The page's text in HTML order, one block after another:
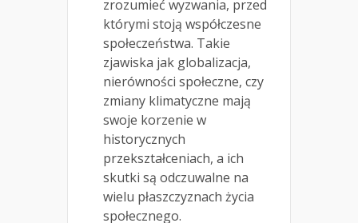
zrozumieć wyzwania, przed
którymi stoją współczesne
społeczeństwa. Takie
zjawiska jak globalizacja,
nierówności społeczne, czy
zmiany klimatyczne mają
swoje korzenie w
historycznych
przekształceniach, a ich
skutki są odczuwalne na
wielu płaszczyznach życia
społecznego.